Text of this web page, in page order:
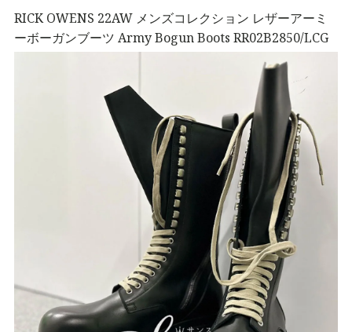
RICK OWENS 22AW メンズコレクション レザーアーミ
ーボーガンブーツ Army Bogun Boots RR02B2850/LCG